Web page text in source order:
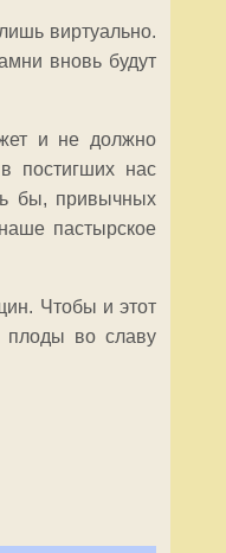
виртуально.
вновь будут
и не должно
постигших нас
бы, привычных
пастырское
Чтобы и этот
во славу